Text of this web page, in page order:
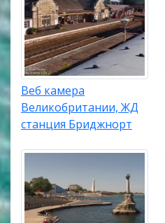
Веб камера
Великобритании, ЖД
станция Бриджнорт